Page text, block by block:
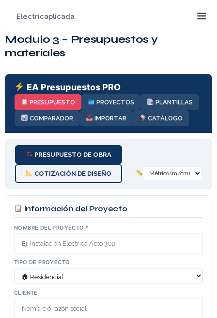
contenido
Electricaplicada
Modulo 3 – Presupuestos y
materiales
EA Presupuestos PRO
PRESUPUESTO PROYECTOS PLANTILLAS
COMPARADOR IMPORTAR CATÁLOGO
PRESUPUESTO DE OBRA
COTIZACIÓN DE DISEÑO
Información del Proyecto
NOMBRE DEL PROYECTO *
TIPO DE PROYECTO
CLIENTE